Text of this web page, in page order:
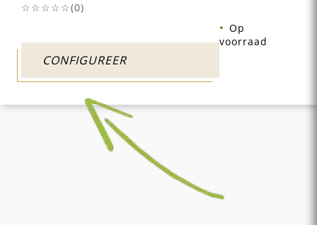
☆☆☆☆☆(0)
CONFIGUREER
Op
voorraad